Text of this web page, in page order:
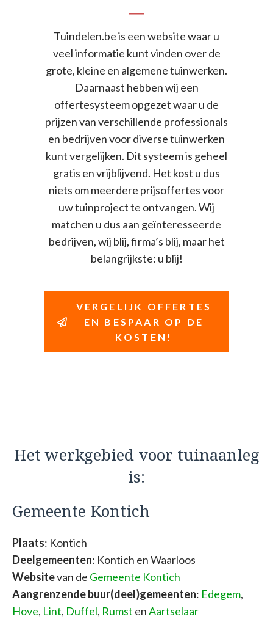
Tuindelen.be is een website waar u
veel informatie kunt vinden over de
grote, kleine en algemene tuinwerken.
Daarnaast hebben wij een
offertesysteem opgezet waar u de
prijzen van verschillende professionals
en bedrijven voor diverse tuinwerken
kunt vergelijken. Dit systeem is geheel
gratis en vrijblijvend. Het kost u dus
niets om meerdere prijsoffertes voor
uw tuinproject te ontvangen. Wij
matchen u dus aan geïnteresseerde
bedrijven, wij blij, firma’s blij, maar het
belangrijkste: u blij!
VERGELIJK OFFERTES
EN BESPAAR OP DE
KOSTEN!
Het werkgebied voor tuinaanleg
is:
Gemeente Kontich
Plaats: Kontich
Deelgemeenten: Kontich en Waarloos
Websitevan de Gemeente Kontich
Aangrenzende buur(deel)gemeenten: Edegem,
Hove, Lint, Duffel, Rumst enAartselaar